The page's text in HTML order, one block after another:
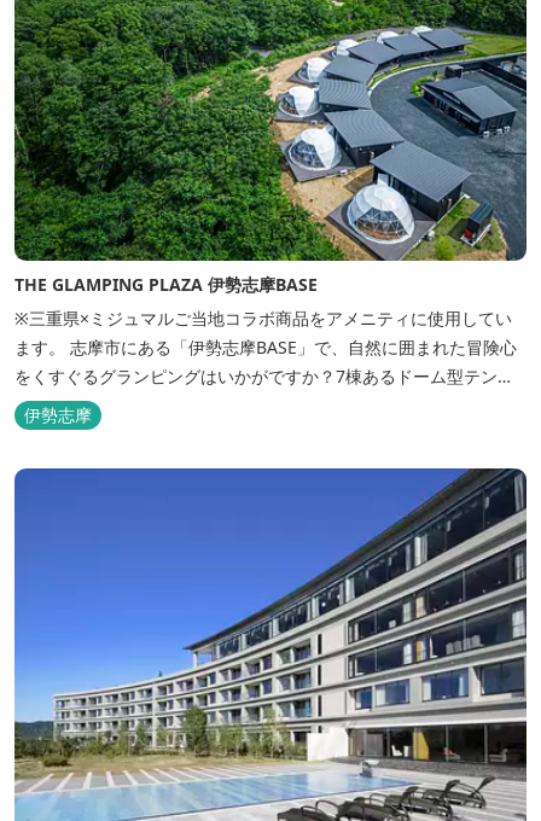
THE GLAMPING PLAZA 伊勢志摩BASE
※三重県×ミジュマルご当地コラボ商品をアメニティに使用してい
ます。 志摩市にある「伊勢志摩BASE」で、自然に囲まれた冒険心
をくすぐるグランピングはいかがですか？7棟あるドーム型テント
での宿泊やFREE BARのサービス、伊勢志摩の特産を使ったBBQ
が、楽しいひとときを演出します。温暖な伊勢志摩で、特別なリゾ
伊勢志摩